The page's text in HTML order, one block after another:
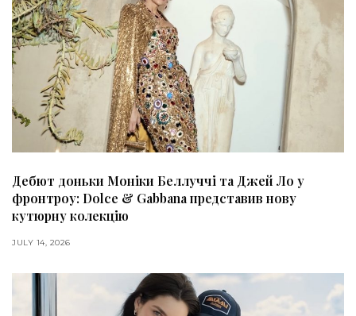
Дебют доньки Моніки Беллуччі та Джей Ло у
фронтроу: Dolce & Gabbana представив нову
кутюрну колекцію
JULY 14, 2026